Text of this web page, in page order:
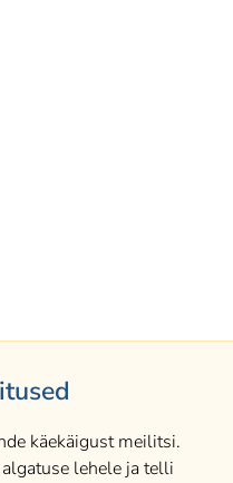
käekäigust meilitsi.
lehele ja telli